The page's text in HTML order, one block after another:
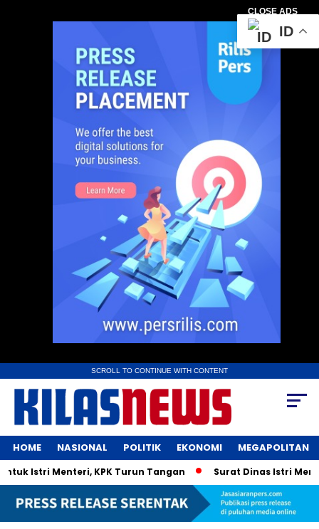
CLOSE ADS
SCROLL TO CONTINUE WITH CONTENT
HOME NASIONAL POLITIK EKONOMI MEGAPOLITAN
Istri Menteri, KPK Turun Tangan Surat Dinas Istri Menteri
ID